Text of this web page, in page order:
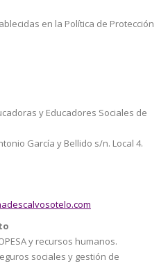
en la Política de Protección
y Educadores Sociales de
García y Bellido s/n. Local 4.
y recursos humanos.
sociales y gestión de